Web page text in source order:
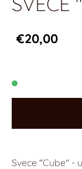
€20,00
Svece "Cube" -